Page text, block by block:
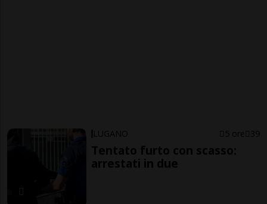
LUGANO 5 ore 39
Tentato furto con scasso:
arrestati in due